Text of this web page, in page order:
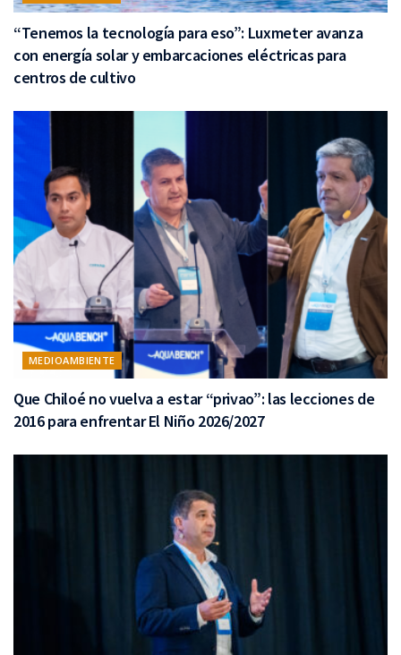
“Tenemos la tecnología para eso”: Luxmeter avanza
con energía solar y embarcaciones eléctricas para
centros de cultivo
MEDIOAMBIENTE
Que Chiloé no vuelva a estar “privao”: las lecciones de
2016 para enfrentar El Niño 2026/2027